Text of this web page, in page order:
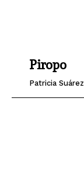
Piropo
Patricia Suárez